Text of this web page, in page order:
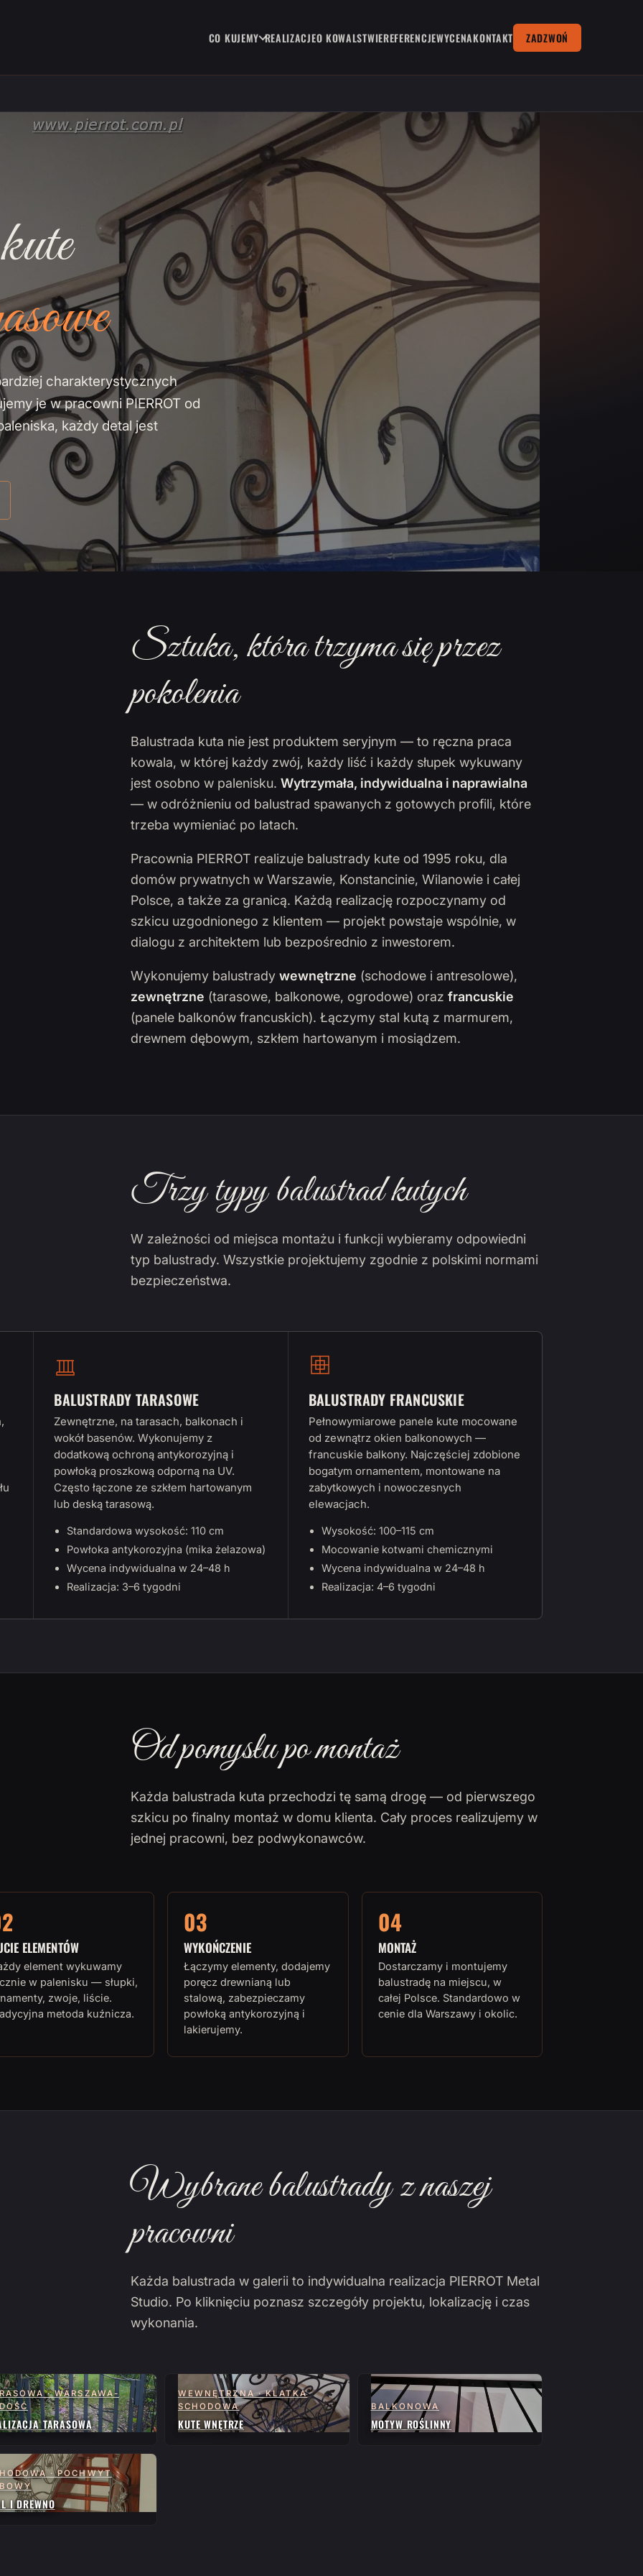
CO KUJEMY REALIZACJEO KOWALSTWIEREFERENCJEWYCENAKONTAKT ZADZWOŃ
charakterystycznych
je w pracowni PIERROT od
każdy detal jest
Sztuka, która trzyma się przez
pokolenia
Balustrada kuta nie jest produktem seryjnym — to ręczna praca
kowala, w której każdy zwój, każdy liść i każdy słupek wykuwany
jest osobno w palenisku. Wytrzymała, indywidualna i naprawialna
— w odróżnieniu od balustrad spawanych z gotowych profili, które
trzeba wymieniać po latach.
Pracownia PIERROT realizuje balustrady kute od 1995 roku, dla
domów prywatnych w Warszawie, Konstancinie, Wilanowie i całej
Polsce, a także za granicą. Każdą realizację rozpoczynamy od
szkicu uzgodnionego z klientem — projekt powstaje wspólnie, w
dialogu z architektem lub bezpośrednio z inwestorem.
Wykonujemy balustrady wewnętrzne (schodowe i antresolowe),
zewnętrzne (tarasowe, balkonowe, ogrodowe) oraz francuskie
(panele balkonów francuskich). Łączymy stal kutą z marmurem,
drewnem dębowym, szkłem hartowanym i mosiądzem.
Trzy typy balustrad kutych
W zależności od miejsca montażu i funkcji wybieramy odpowiedni
typ balustrady. Wszystkie projektujemy zgodnie z polskimi normami
bezpieczeństwa.
BALUSTRADY TARASOWE
Zewnętrzne, na tarasach, balkonach i
wokół basenów. Wykonujemy z
dodatkową ochroną antykorozyjną i
powłoką proszkową odporną na UV.
Często łączone ze szkłem hartowanym
lub deską tarasową.
Standardowa wysokość: 110 cm
Powłoka antykorozyjna (mika żelazowa)
Wycena indywidualna w 24–48 h
Realizacja: 3–6 tygodni
BALUSTRADY FRANCUSKIE
Pełnowymiarowe panele kute mocowane
od zewnątrz okien balkonowych —
francuskie balkony. Najczęściej zdobione
bogatym ornamentem, montowane na
zabytkowych i nowoczesnych
elewacjach.
Wysokość: 100–115 cm
Mocowanie kotwami chemicznymi
Wycena indywidualna w 24–48 h
Realizacja: 4–6 tygodni
Od pomysłu po montaż
Każda balustrada kuta przechodzi tę samą drogę — od pierwszego
szkicu po finalny montaż w domu klienta. Cały proces realizujemy w
jednej pracowni, bez podwykonawców.
ELEMENTÓW
element wykuwamy
w palenisku — słupki,
zwoje, liście.
metoda kuźnicza.
03
WYKOŃCZENIE
Łączymy elementy, dodajemy
poręcz drewnianą lub
stalową, zabezpieczamy
powłoką antykorozyjną i
lakierujemy.
04
MONTAŻ
Dostarczamy i montujemy
balustradę na miejscu, w
całej Polsce. Standardowo w
cenie dla Warszawy i okolic.
Wybrane balustrady z naszej
pracowni
Każda balustrada w galerii to indywidualna realizacja PIERROT Metal
Studio. Po kliknięciu poznasz szczegóły projektu, lokalizację i czas
wykonania.
· WARSZAWA-
TARASOWA
WEWNĘTRZNA · KLATKA
SCHODOWA
KUTE WNĘTRZE
BALKONOWA
MOTYW ROŚLINNY
· POCHWYT
I DREWNO